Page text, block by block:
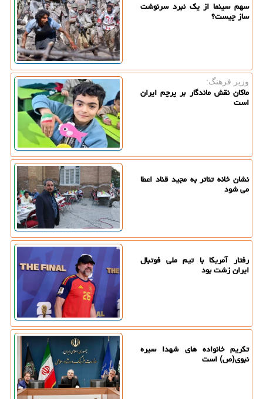
سهم سینما از یک نبرد سرنوشت
ساز چیست؟
وزیر فرهنگ:
ماکان نقش ماندگار بر پرچم ایران
است
نشان خانه تئاتر به مجید قناد اعطا
می شود
رفتار آمریکا با تیم ملی فوتبال
ایران زشت بود
تکریم خانواده های شهدا سیره
نبوی(ص) است